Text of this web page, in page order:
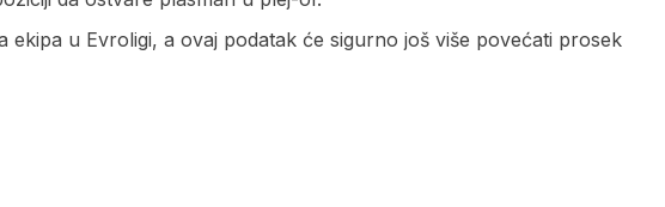
ekipa u Evroligi, a ovaj podatak će sigurno još više povećati prosek